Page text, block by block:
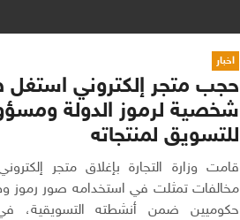
اخبار
حجب متجر إلكتروني استغل
شخصية لرموز الدولة
للتسويق لمنتجاته
قامت وزارة التجارة بإغلاق متجر
مخالفات تمثلت في استخدامه صور رموز
حكوميين ضمن أنشطته التسويقية،